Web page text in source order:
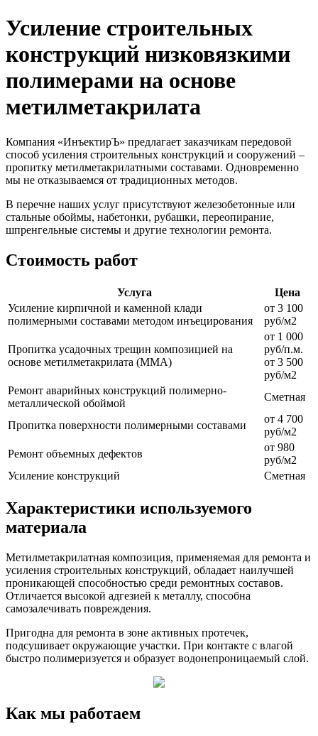
Усиление строительных
конструкций низковязкими
полимерами на основе
метилметакрилата
Компания «ИнъектирЪ» предлагает заказчикам передовой
способ усиления строительных конструкций и сооружений –
пропитку метилметакрилатными составами. Одновременно
мы не отказываемся от традиционных методов.
В перечне наших услуг присутствуют железобетонные или
стальные обоймы, набетонки, рубашки, переопирание,
шпренгельные системы и другие технологии ремонта.
Стоимость работ
Услуга
Цена
Усиление кирпичной и каменной клади
полимерными составами методом инъецирования
от 3 100
руб/м2
Пропитка усадочных трещин композицией на
основе метилметакрилата (ММА)
от 1 000
руб/п.м.
от 3 500
руб/м2
Ремонт аварийных конструкций полимерно-
металлической обоймой
Сметная
Пропитка поверхности полимерными составами
от 4 700
руб/м2
Ремонт объемных дефектов
от 980
руб/м2
Усиление конструкций
Сметная
Характеристики используемого
материала
Метилметакрилатная композиция, применяемая для ремонта и
усиления строительных конструкций, обладает наилучшей
проникающей способностью среди ремонтных составов.
Отличается высокой адгезией к металлу, способна
самозалечивать повреждения.
Пригодна для ремонта в зоне активных протечек,
подсушивает окружающие участки. При контакте с влагой
быстро полимеризуется и образует водонепроницаемый слой.
Как мы работаем